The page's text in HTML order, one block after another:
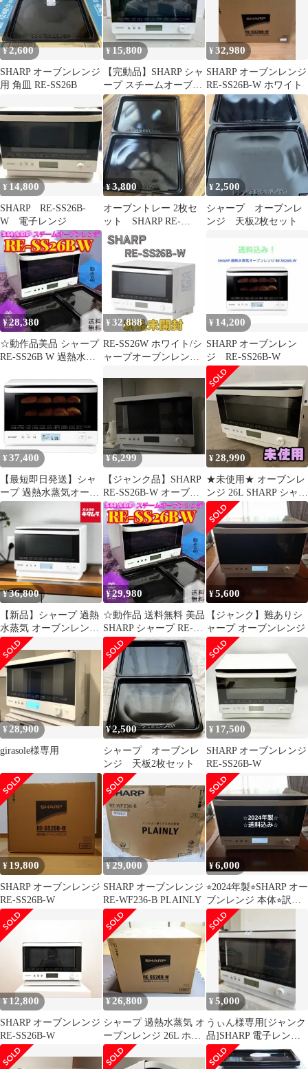
¥2,600
SHARP オーブンレンジ
用 角皿 RE-SS26B
¥15,800
【完動品】SHARP シャ
ープ スチームオーブン
レンジ RE-SS26B-W
¥32,980
SHARP オーブンレンジ
RE-SS26B-W ホワイト
¥ 14,800
SHARP RE-SS26B-
W 電子レンジ
¥3,800
オーブントレー 2枚セ
ット SHARP RE-
SS26B
¥2,500
シャープ オーブンレ
ンジ 天板2枚セット
¥28,380
☆動作品美品 シャープ
RE-SS26B W 過熱水蒸
ンジ
¥ 32,888
RE-SS26W ホワイト/シ
ャープオーブンレンジ
¥ 14,200
SHARP オーブンレン
ジ RE-SS26B-W
¥ 37,400
【最短即日発送】シャ
ープ 過熱水蒸気オーブ
ンレンジ 26L RE-
SS26B-W ホワイト
¥6,299
【ジャンク品】SHARP
RE-SS26B-W オーブン
レンジ 26L
¥28,990
★未使用★ オーブンレ
ンジ 26L SHARP シャー
プ RE-SS26B-W ホワイ
ト 2025年製
EUN236493相
¥36,800
【新品】シャープ 過熱
水蒸気 オーブンレンジ
RE-SS26B-W ホワイト
系 [26L]
¥29,980
☆動作品 送料無料 美品
SHARP シャープ RE-
SS26B W ホワイト 過熱
水蒸気 スチームオーブ
ンレンジ 26L 2段調理
250℃ 1000W 庫内フラ
ット
¥5,600
【ジャンク】難ありシ
ャープ オーブンレンジ
¥28,900
girasole様専用
¥2,500
シャープ オーブンレ
ンジ 天板2枚セット
¥ 17,500
SHARP オーブンレンジ
RE-SS26B-W
¥ 19,800
SHARP オーブンレンジ
RE-SS26B-W
¥29,000
SHARP オーブンレンジ
RE-WF236-B PLAINLY
¥6,000
⭐︎2024年製⭐︎SHARP オー
ブンレンジ 本体⭐︎訳あ
り⭐︎
¥12,800
SHARP オーブンレンジ
RE-SS26B-W
¥ 26,800
シャープ 過熱水蒸気 オ
ーブンレンジ 26L ホワ
イト RE-SS26B-W
¥5,000
うぃん様専用[ジャンク
品]SHARP 電子レンジ
RE-SS26B-W